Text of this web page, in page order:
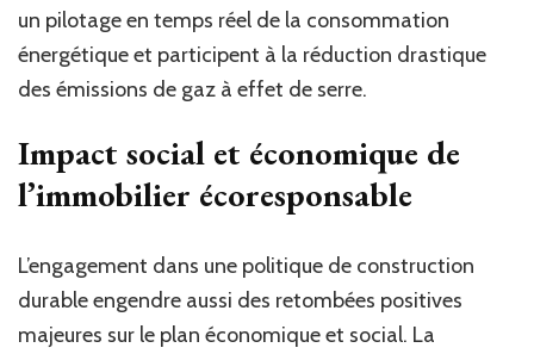
un pilotage en temps réel de la consommation
énergétique et participent à la réduction drastique
des émissions de gaz à effet de serre.
Impact social et économique de
l’immobilier écoresponsable
L’engagement dans une politique de construction
durable engendre aussi des retombées positives
majeures sur le plan économique et social. La